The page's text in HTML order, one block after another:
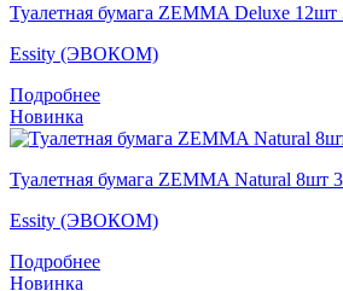
Туалетная бумага ZEMMA Deluxe
Essity (ЭВОКОМ)
Подробнее
Новинка
Туалетная бумага ZEMMA Natural 8шт
Essity (ЭВОКОМ)
Подробнее
Новинка